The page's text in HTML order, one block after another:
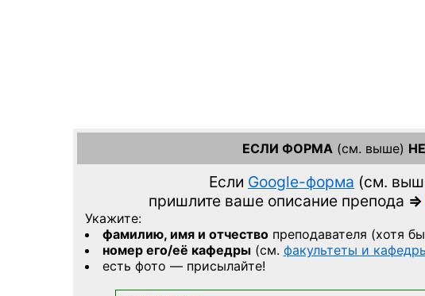
ЕСЛИ ФОРМА (см. выше)
Если Google-форма (см.
пришлите ваше описание препода =>
Укажите:
фамилию, имя и отчествопреподавателя (хотя
номер его/её кафедры(см. факультеты и
есть фото — присылайте!